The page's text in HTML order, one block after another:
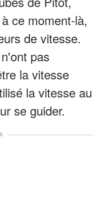
ce moment-là,
de vitesse.
pas
la vitesse
la vitesse au
se guider.